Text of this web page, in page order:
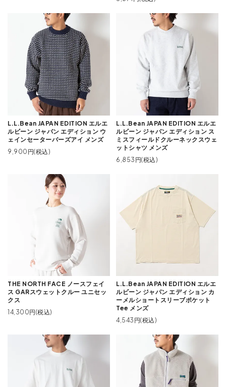
L.L.Bean JAPAN EDITION エルエ
ルビーン ジャパン エディション ウ
ェインセーターバーズアイ メンズ
9,900円(税込)
L.L.Bean JAPAN EDITION エルエ
ルビーン ジャパン エディション ス
ミスフィールドクルーネックスウェ
ットシャツ メンズ
6,853円(税込)
THE NORTH FACE ノースフェイ
ス GARスウェットクルー ユニセッ
クス
14,300円(税込)
L.L.Bean JAPAN EDITION エルエ
ルビーン ジャパン エディション カ
ーメルショートスリーブポケット
Tee メンズ
4,543円(税込)